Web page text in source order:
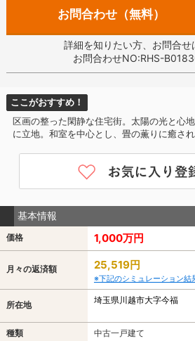
お問合わせ（無料）
詳細を知りたい方、お問合せ
お問合わせNO:RHS-
ここがおすすめ！
区画の整った閑静な住宅街。太陽の光と心
に立地。和室を中心とし、畳の薫りに癒され
基本情報
価格 1,000万円
月々の返済額 25,519円
※下記のシミュレーション結
所在地 埼玉県川越市大字今福
種類 中古一戸建て